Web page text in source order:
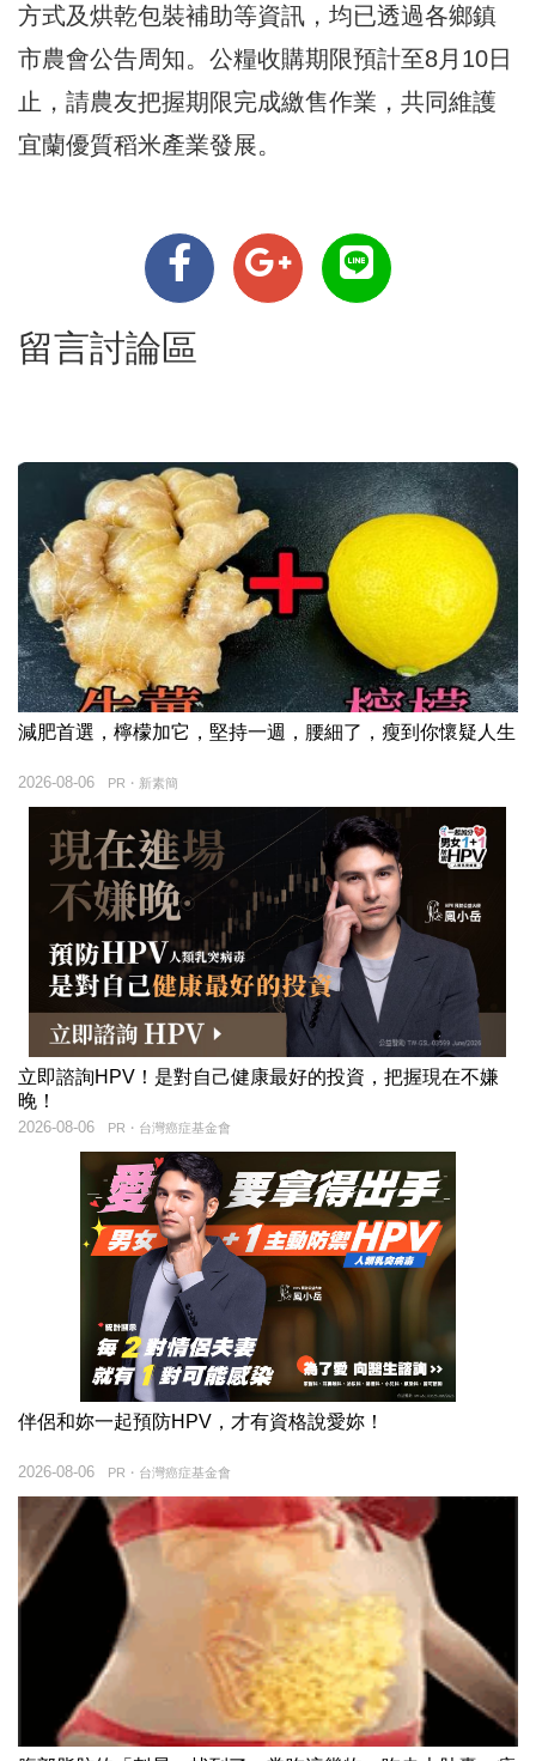
方式及烘乾包裝補助等資訊，均已透過各鄉鎮
市農會公告周知。公糧收購期限預計至8月10日
止，請農友把握期限完成繳售作業，共同維護
宜蘭優質稻米產業發展。
留言討論區
減肥首選，檸檬加它，堅持一週，腰細了，瘦到你懷疑人生
PR・新素簡
2026-08-06
立即諮詢HPV！是對自己健康最好的投資，把握現在不嫌
晚！
PR・台灣癌症基金會
2026-08-06
伴侶和妳一起預防HPV，才有資格說愛妳！
PR・台灣癌症基金會
2026-08-06